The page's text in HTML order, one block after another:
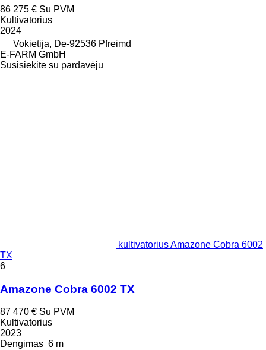
86 275 € Su PVM
Kultivatorius
2024
Vokietija, De-92536 Pfreimd
E-FARM GmbH
Susisiekite su pardavėju
kultivatorius Amazone Cobra 6002
TX
6
Amazone Cobra 6002 TX
87 470 € Su PVM
Kultivatorius
2023
Dengimas 6 m